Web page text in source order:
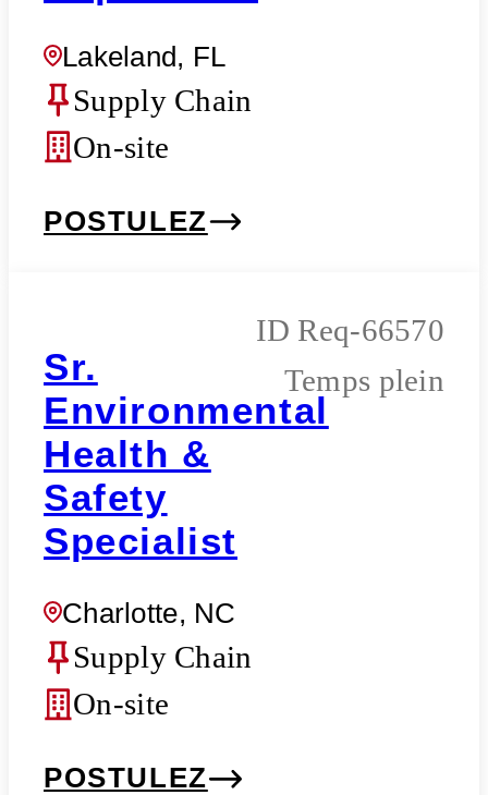
Lakeland, FL
Supply Chain
On-site
POSTULEZ
Sr.
Environmental
Health &
Safety
Specialist
Charlotte, NC
Req-66570
Temps plein
Supply Chain
On-site
POSTULEZ